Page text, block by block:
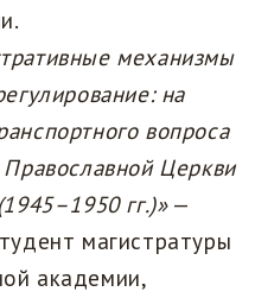
механизмы
на
вопроса
Церкви
гг.)»—
магистратуры
академии,